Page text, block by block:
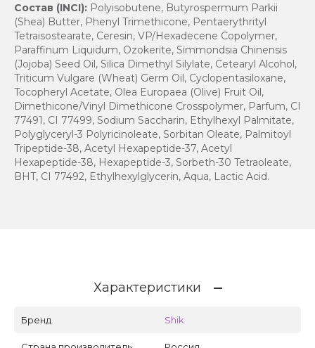
Состав (INCI): Polyisobutene, Butyrospermum Parkii
(Shea) Butter, Phenyl Trimethicone, Pentaerythrityl
Tetraisostearate, Ceresin, VP/Hexadecene Copolymer,
Paraffinum Liquidum, Ozokerite, Simmondsia Chinensis
(Jojoba) Seed Oil, Silica Dimethyl Silylate, Cetearyl Alcohol,
Triticum Vulgare (Wheat) Germ Oil, Cyclopentasiloxane,
Tocopheryl Acetate, Olea Europaea (Olive) Fruit Oil,
Dimethicone/Vinyl Dimethicone Crosspolymer, Parfum, CI
77491, CI 77499, Sodium Saccharin, Ethylhexyl Palmitate,
Polyglyceryl-3 Polyricinoleate, Sorbitan Oleate, Palmitoyl
Tripeptide-38, Acetyl Hexapeptide-37, Acetyl
Hexapeptide-38, Hexapeptide-3, Sorbeth-30 Tetraoleate,
BHT, CI 77492, Ethylhexylglycerin, Aqua, Lactic Acid.
Характеристики
Бренд Shik